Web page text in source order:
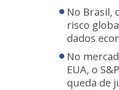
No Brasil,
risco
dados
No
EUA, o
queda de